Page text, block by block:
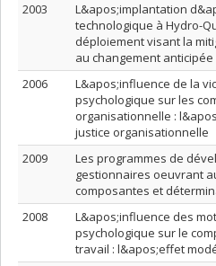
2003
L&apos;implantation
technologique à Hydro-
déploiement visant la
au changement anticipée
2006
L&apos;influence de la
psychologique sur les
organisationnelle :
justice organisationnelle
2009
Les programmes de
gestionnaires oeuvrant
composantes et
2008
L&apos;influence des
psychologique sur le
travail : l&apos;effet